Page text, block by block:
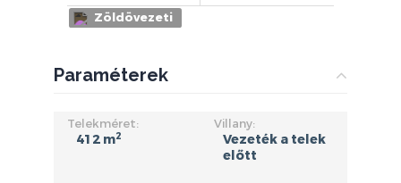
Zöldövezeti
Paraméterek
Telekméret:
412 m2
Villany:
Vezeték a telek
előtt